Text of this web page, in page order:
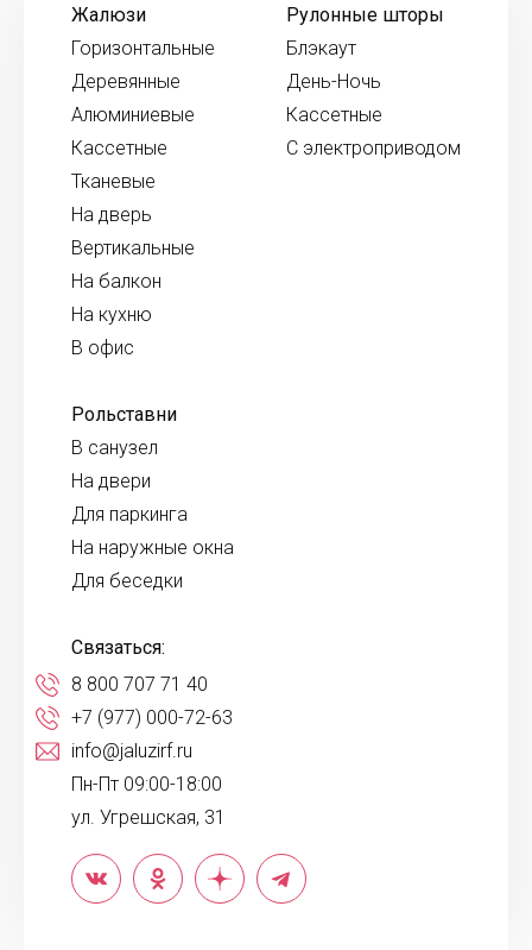
Жалюзи
Горизонтальные
Деревянные
Алюминиевые
Кассетные
Тканевые
На дверь
Вертикальные
На балкон
На кухню
В офис
Рулонные шторы
Блэкаут
День-Ночь
Кассетные
С электроприводом
Рольставни
В санузел
На двери
Для паркинга
На наружные окна
Для беседки
Связаться:
8 800 707 71 40
+7 (977) 000-72-63
info@jaluzirf.ru
Пн-Пт 09:00-18:00
ул. Угрешская, 31